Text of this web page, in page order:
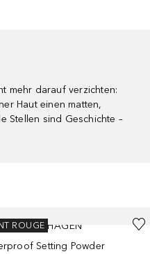
mehr darauf verzichten:
Haut einen matten,
Stellen sind Geschichte –
COPENHAGEN
Setting Powder
ROUGE